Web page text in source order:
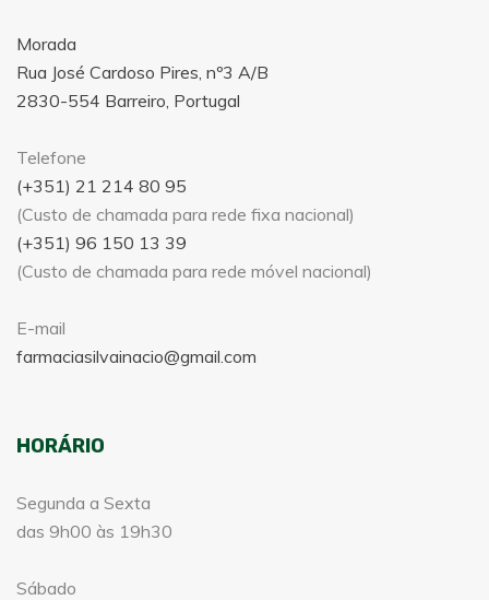
Morada
Rua José Cardoso Pires, nº3 A/B
2830-554 Barreiro, Portugal
Telefone
(+351) 21 214 80 95
(Custo de chamada para rede fixa nacional)
(+351) 96 150 13 39
(Custo de chamada para rede móvel nacional)
E-mail
farmaciasilvainacio@gmail.com
HORÁRIO
Segunda a Sexta
das 9h00 às 19h30
Sábado